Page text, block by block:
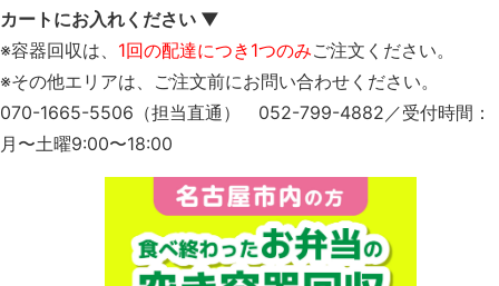
カートにお入れください ▼
※容器回収は、 1回の配達につき1つのみご注文ください。
※その他エリアは、ご注文前にお問い合わせください。
070-1665-5506（担当直通） 052-799-4882／受付時間：
月〜土曜9:00〜18:00